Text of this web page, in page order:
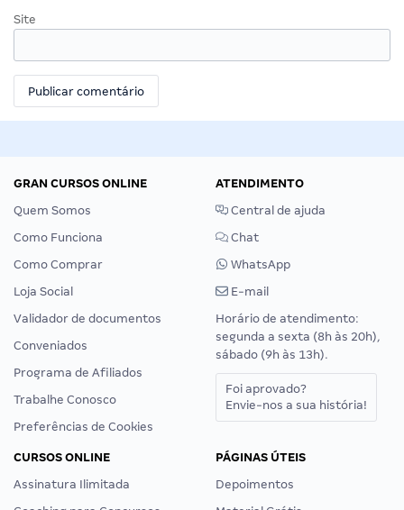
Site
GRAN CURSOS ONLINE
Quem Somos
Como Funciona
Como Comprar
Loja Social
Validador de documentos
Conveniados
Programa de Afiliados
Trabalhe Conosco
Preferências de Cookies
ATENDIMENTO
Central de ajuda
Chat
WhatsApp
E-mail
Horário de atendimento:
segunda a sexta (8h às 20h),
sábado (9h às 13h).
Foi aprovado?
Envie-nos a sua história!
CURSOS ONLINE
Assinatura Ilimitada
PÁGINAS ÚTEIS
Depoimentos